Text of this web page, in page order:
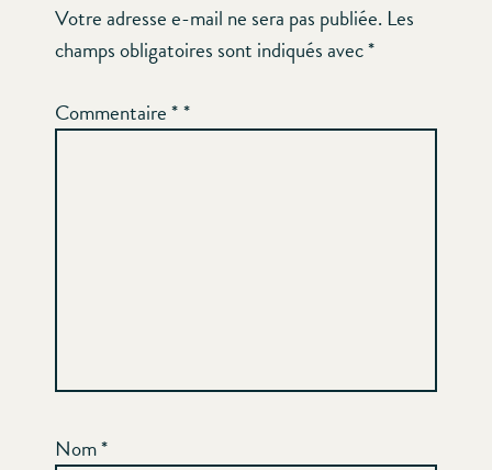
Votre adresse e-mail ne sera pas publiée. Les
champs obligatoires sont indiqués avec*
Commentaire*
Nom*